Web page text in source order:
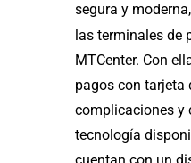
segura y
las terminales de
MTCenter. Con
pagos con tarjeta
complicaciones y
tecnología